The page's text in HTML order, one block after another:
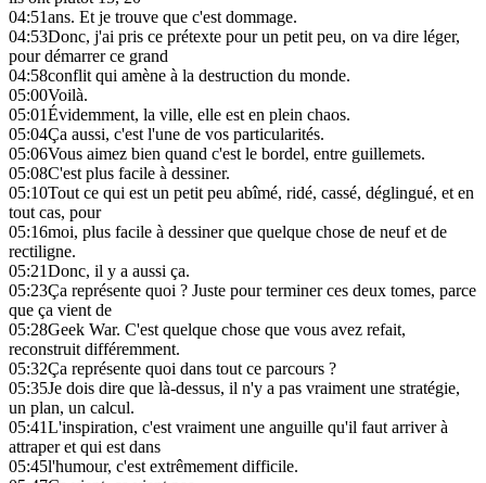
04:51ans. Et je trouve que c'est dommage.
04:53Donc, j'ai pris ce prétexte pour un petit peu, on va dire léger,
pour démarrer ce grand
04:58conflit qui amène à la destruction du monde.
05:00Voilà.
05:01Évidemment, la ville, elle est en plein chaos.
05:04Ça aussi, c'est l'une de vos particularités.
05:06Vous aimez bien quand c'est le bordel, entre guillemets.
05:08C'est plus facile à dessiner.
05:10Tout ce qui est un petit peu abîmé, ridé, cassé, déglingué, et en
tout cas, pour
05:16moi, plus facile à dessiner que quelque chose de neuf et de
rectiligne.
05:21Donc, il y a aussi ça.
05:23Ça représente quoi ? Juste pour terminer ces deux tomes, parce
que ça vient de
05:28Geek War. C'est quelque chose que vous avez refait,
reconstruit différemment.
05:32Ça représente quoi dans tout ce parcours ?
05:35Je dois dire que là-dessus, il n'y a pas vraiment une stratégie,
un plan, un calcul.
05:41L'inspiration, c'est vraiment une anguille qu'il faut arriver à
attraper et qui est dans
05:45l'humour, c'est extrêmement difficile.